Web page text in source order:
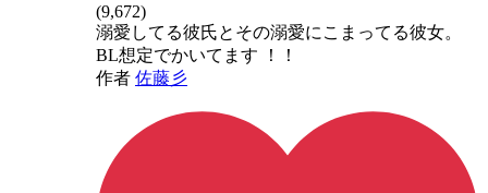
(9,672)
溺愛してる彼氏とその溺愛にこまってる彼女。
BL想定でかいてます ！！
作者 佐藤彡